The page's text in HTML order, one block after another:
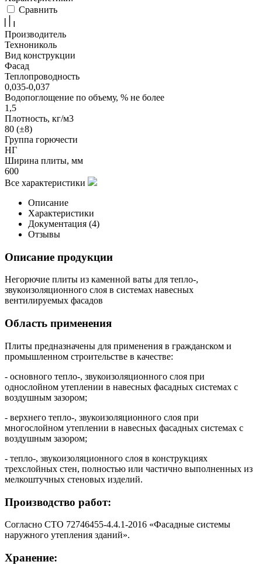
Сравнить
Производитель
Технониколь
Вид конструкции
Фасад
Теплопроводность
0,035-0,037
Водопоглощение по объему, % не более
1,5
Плотность, кг/м3
80 (±8)
Группа горючести
НГ
Ширина плиты, мм
600
Все характеристики
Описание
Характеристики
Документация (4)
Отзывы
Описание продукции
Негорючие плиты из каменной ваты для тепло-,
звукоизоляционного слоя в системах навесных
вентилируемых фасадов
Область применения
Плиты предназначены для применения в гражданском и
промышленном строительстве в качестве:
- основного тепло-, звукоизоляционного слоя при
однослойном утеплении в навесных фасадных системах с
воздушным зазором;
- верхнего тепло-, звукоизоляционного слоя при
многослойном утеплении в навесных фасадных системах с
воздушным зазором;
- тепло-, звукоизоляционного слоя в конструкциях
трехслойных стен, полностью или частично выполненных из
мелкоштучных стеновых изделий.
Производство работ:
Согласно СТО 72746455-4.4.1-2016 «Фасадные системы
наружного утепления зданий».
Хранение: